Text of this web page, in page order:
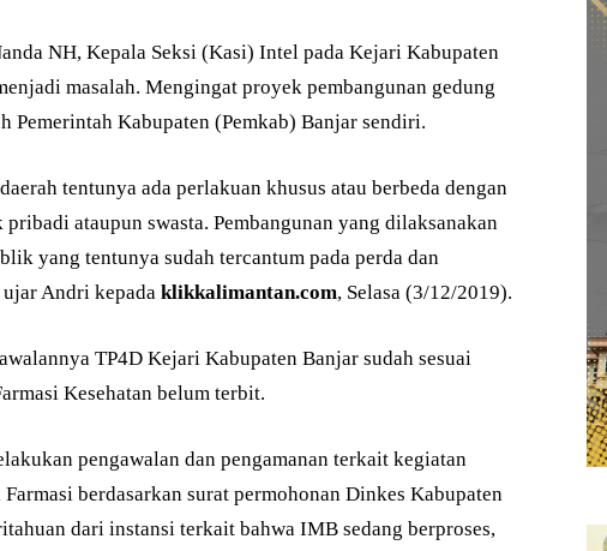
NH, Kepala Seksi (Kasi) Intel pada Kejari Kabupaten
masalah. Mengingat proyek pembangunan gedung
Pemerintah Kabupaten (Pemkab) Banjar sendiri.
tentunya ada perlakuan khusus atau berbeda dengan
ataupun swasta. Pembangunan yang dilaksanakan
yang tentunya sudah tercantum pada perda dan
Andri kepada klikkalimantan.com, Selasa (3/12/2019).
TP4D Kejari Kabupaten Banjar sudah sesuai
Kesehatan belum terbit.
pengawalan dan pengamanan terkait kegiatan
berdasarkan surat permohonan Dinkes Kabupaten
dari instansi terkait bahwa IMB sedang berproses,